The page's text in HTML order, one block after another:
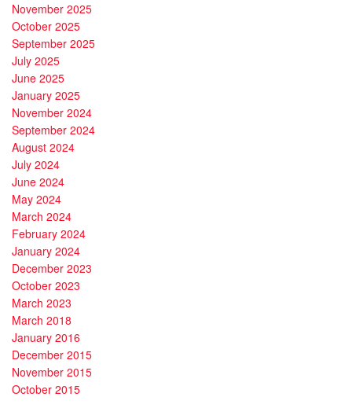
November 2025
October 2025
September 2025
July 2025
June 2025
January 2025
November 2024
September 2024
August 2024
July 2024
June 2024
May 2024
March 2024
February 2024
January 2024
December 2023
October 2023
March 2023
March 2018
January 2016
December 2015
November 2015
October 2015